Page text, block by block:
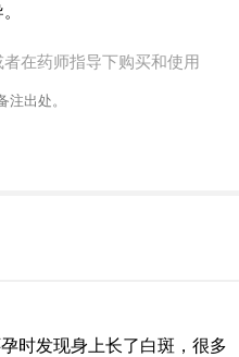
在药师指导下购买和使用
出处。
时发现身上长了白斑，很多